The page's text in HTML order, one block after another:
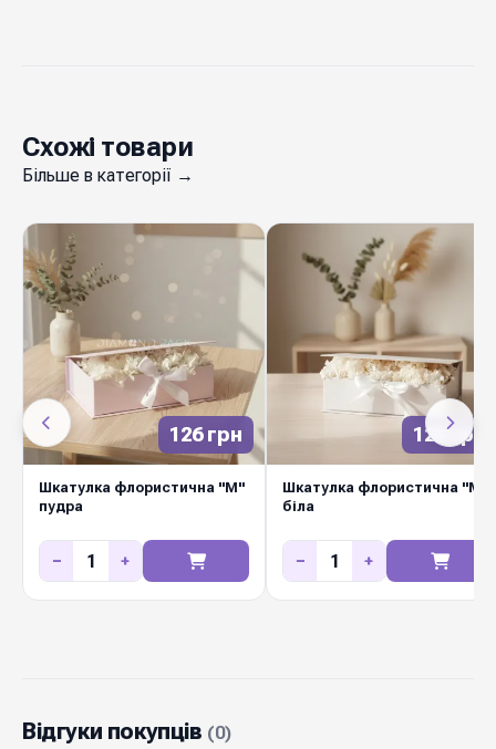
Схожі товари
Більше в категорії →
126 грн
Шкатулка флористична "М"
пудра
− +
126 грн
Шкатулка флористична "М"
біла
− +
Відгуки покупців (0)